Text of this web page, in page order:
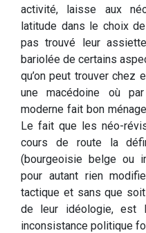
activité, laisse aux
latitude dans le choix
pas trouvé leur
bariolée de certains
qu’on peut trouver chez
une macédoine où
moderne fait bon
Le fait que les néo-
cours de route la
(bourgeoisie belge ou
pour autant rien
tactique et sans que
de leur idéologie, est
inconsistance politique